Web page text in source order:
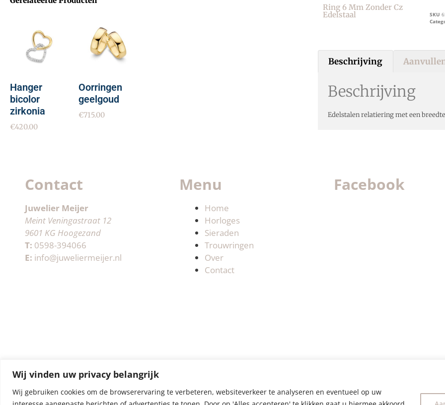
Wij vinden uw privacy belangrijk
Wij gebruiken cookies om de browserervaring te verbeteren, websiteverkeer te analyseren en eventueel op uw
Hanger
bicolor
zirkonia
€420.00
Oorringen
geelgoud
€715.00
Ring 6 Mm Zonder Cz
Edelstaal SKU
Beschrijving
Beschrijving
Edelstalen relatiering met een
Contact
Juwelier Meijer
Meint Veningastraat 12
9601 KG Hoogezand
T: 0598-394066
E: info@juweliermeijer.nl
Menu
Home
Horloges
Sieraden
Trouwringen
Over
Contact
Facebook